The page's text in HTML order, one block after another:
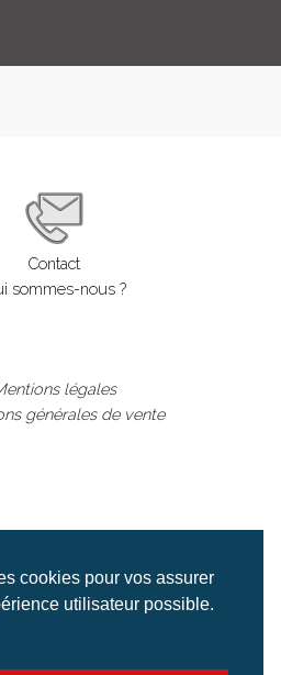
cookies pour vos assurer
utilisateur possible.
Contact
sommes-nous ?
légales
générales de vente